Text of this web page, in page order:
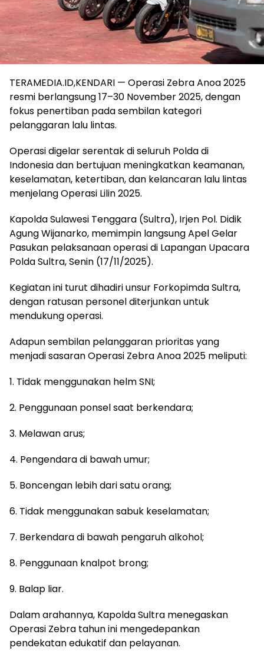
TERAMEDIA.ID,KENDARI — Operasi Zebra Anoa 2025
resmi berlangsung 17–30 November 2025, dengan
fokus penertiban pada sembilan kategori
pelanggaran lalu lintas.
Operasi digelar serentak di seluruh Polda di
Indonesia dan bertujuan meningkatkan keamanan,
keselamatan, ketertiban, dan kelancaran lalu lintas
menjelang Operasi Lilin 2025.
Kapolda Sulawesi Tenggara (Sultra), Irjen Pol. Didik
Agung Wijanarko, memimpin langsung Apel Gelar
Pasukan pelaksanaan operasi di Lapangan Upacara
Polda Sultra, Senin (17/11/2025).
Kegiatan ini turut dihadiri unsur Forkopimda Sultra,
dengan ratusan personel diterjunkan untuk
mendukung operasi.
Adapun sembilan pelanggaran prioritas yang
menjadi sasaran Operasi Zebra Anoa 2025 meliputi:
1. Tidak menggunakan helm SNI;
2. Penggunaan ponsel saat berkendara;
3. Melawan arus;
4. Pengendara di bawah umur;
5. Boncengan lebih dari satu orang;
6. Tidak menggunakan sabuk keselamatan;
7. Berkendara di bawah pengaruh alkohol;
8. Penggunaan knalpot brong;
9. Balap liar.
Dalam arahannya, Kapolda Sultra menegaskan
Operasi Zebra tahun ini mengedepankan
pendekatan edukatif dan pelayanan.